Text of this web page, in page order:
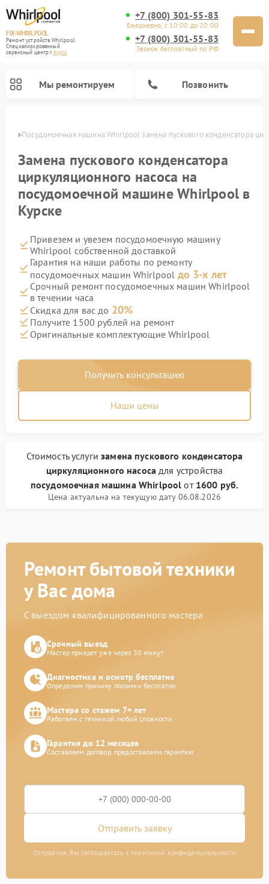
FIX-WHIRLPOOL
Ремонт устройств Whirlpool
Специализированный
cервисный центр г.Курск
+7 (800) 301-55-83
Ежедневно, с 10:00 до 20:00
+7 (800) 301-55-83
Звонок бесплатный по РФ
Мы ремонтируем Позвонить
Посудомоечная машина Whirlpool замена пускового конденсатора
Замена пускового конденсатора
циркуляционного насоса на
посудомоечной машине Whirlpool в
Курске
Привезем и увезем посудомоечную машину
Whirlpool собственной доставкой
Гарантия на наши работы по ремонту
посудомоечных машин Whirlpool до 3-х лет
Срочный ремонт посудомоечных машин Whirlpool
в течении часа
Скидка для вас до 20%
Получите 1500 рублей на ремонт
Оригинальные комплектующие Whirlpool
Получить консультацию
Наши цены
Стоимость услугизамена пускового конденсатора
циркуляционного насоса для устройства
посудомоечная машина Whirlpool от 1600 руб.
Цена актуальна на текущую дату 06.08.2026
Ремонт бытовой техники
у Вас дома
С выездом квалифицированного мастера
Срочный выезд
Мастер приедет уже через 30 минут
Диагностика и осмотр бесплатно
Определим причину поломки бесплатно
Мастера со стажем 7+ лет
Работаем с техникой любой сложности
Гарантия до 12 месяцев
Составляем договор, предоставляем гарантию
Отправить заявку
Отправляя, Вы соглашаетесь с политикой конфиденциальности